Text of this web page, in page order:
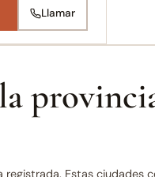
Llamar
Estas ciudades